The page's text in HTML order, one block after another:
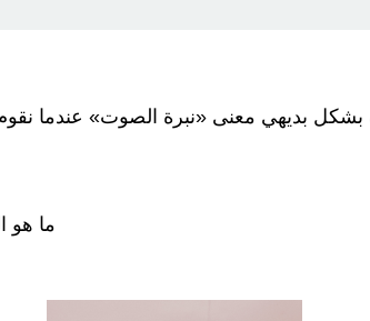
بديهي معنى «نبرة الصوت» عندما
ما هو